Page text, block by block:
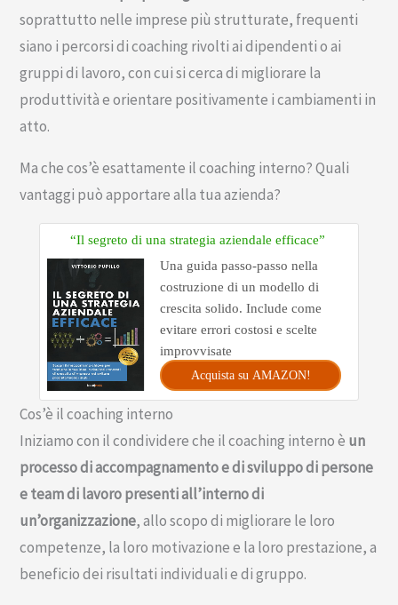
soprattutto nelle imprese più strutturate, frequenti
siano i percorsi di coaching rivolti ai dipendenti o ai
gruppi di lavoro, con cui si cerca di migliorare la
produttività e orientare positivamente i cambiamenti in
atto.
Ma che cos’è esattamente il coaching interno? Quali
vantaggi può apportare alla tua azienda?
“Il segreto di una strategia aziendale efficace”
Una guida passo-passo nella
costruzione di un modello di
crescita solido. Include come
evitare errori costosi e scelte
improvvisate
Acquista su AMAZON!
Cos’è il coaching interno
Iniziamo con il condividere che il coaching interno è un
processo di accompagnamento e di sviluppo di persone
e team di lavoro presenti all’interno di
un’organizzazione, allo scopo di migliorare le loro
competenze, la loro motivazione e la loro prestazione, a
beneficio dei risultati individuali e di gruppo.